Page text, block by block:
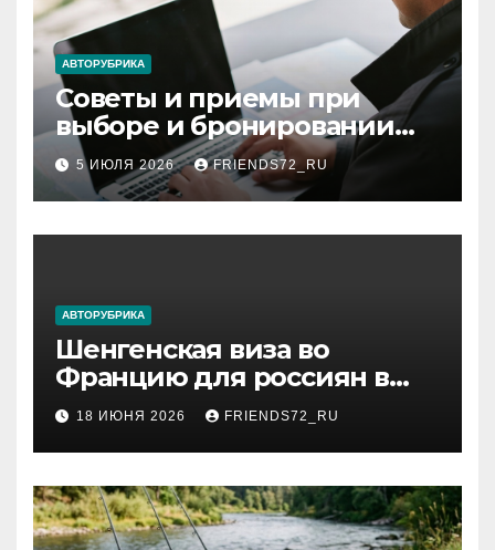
АВТОРУБРИКА
Советы и приемы при
выборе и бронировании
авиабилетов
5 ИЮЛЯ 2026 FRIENDS72_RU
АВТОРУБРИКА
Шенгенская виза во
Францию для россиян в
2026 году: сроки от 3 дней
и список необходимых
документов
18 ИЮНЯ 2026 FRIENDS72_RU